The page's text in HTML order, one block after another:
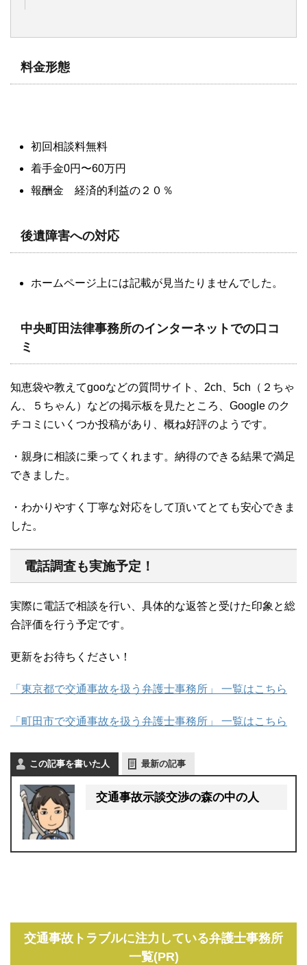
料金形態
初回相談料無料
着手金0円〜60万円
報酬金 経済的利益の２０％
後遺障害への対応
ホームページ上には記載が見当たりませんでした。
中央町田法律事務所のインターネットでの口コ
ミ
知恵袋や教えてgooなどの質問サイト、2ch、5ch（２ちゃ
ん、５ちゃん）などの掲示板を見たところ、Google のク
チコミにいくつか投稿があり、概ね好評のようです。
・親身に相談に乗ってくれます。納得のできる結果で満足
できました。
・わかりやすく丁寧な対応をして頂いてとても安心できま
した。
電話調査も実施予定！
実際に電話で相談を行い、具体的な返答と受けた印象と総
合評価を行う予定です。
更新をお待ちください！
「東京都で交通事故を扱う弁護士事務所」 一覧はこちら
「町田市で交通事故を扱う弁護士事務所」 一覧はこちら
この記事を書いた人 最新の記事
交通事故示談交渉の森の中の人
交通事故トラブルに注力している弁護士事務所
一覧(PR)